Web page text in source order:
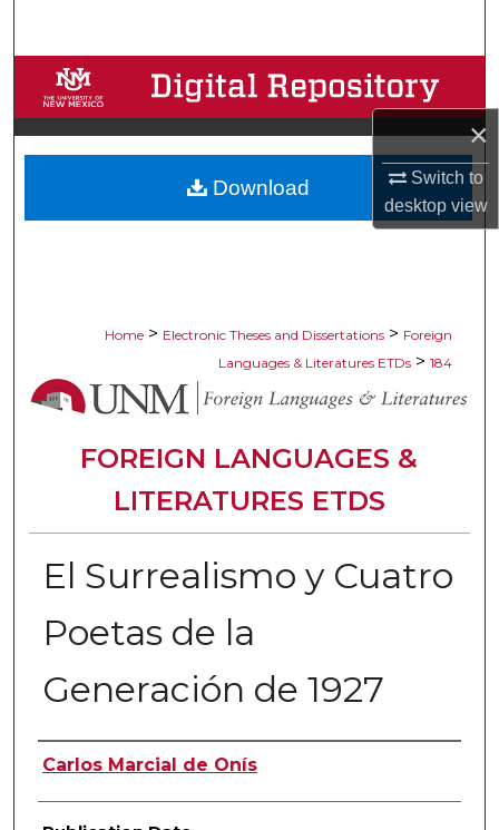
×
Switch to
desktopview
Browse Collections
My Account
About
Home > Electronic Theses and Dissertations > Foreign
Languages & Literatures ETDs > 184
FOREIGN LANGUAGES &
LITERATURES ETDS
El Surrealismo y Cuatro
Poetas de la
Generación de 1927
Author
Carlos Marcial de Onís
Download